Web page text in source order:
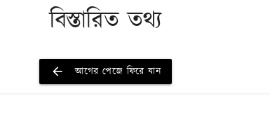
বিস্তারিত তথ্য
arrow_back আগের পেজে ফিরে যান